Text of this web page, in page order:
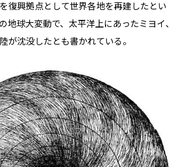
復興拠点として世界各地を再建したとい
地球大変動で、太平洋上にあったミヨイ、
が沈没したとも書かれている。